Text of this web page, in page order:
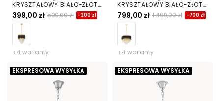
KRYSZTAŁOWY BIAŁO-ZŁOTY
MAZINI D25
399,00 zł 599,00 zł -200 zł
+4 warianty
KRYSZTAŁOWY BIAŁO-ZŁOTY
MAZINI D40
799,00 zł 1 499,00 zł -700 zł
+4 warianty
EKSPRESOWA WYSYŁKA EKSPRESOWA WYSYŁKA